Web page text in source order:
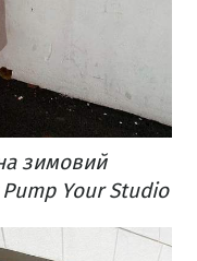
зимовий
Your Studio